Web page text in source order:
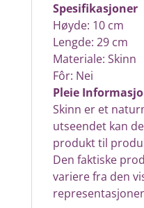
Spesifikasjoner
Høyde: 10 cm
Lengde: 29 cm
Materiale: Skinn
Fôr: Nei
Pleie
Skinn er et
utseendet kan
produkt til
Den faktiske
variere fra den